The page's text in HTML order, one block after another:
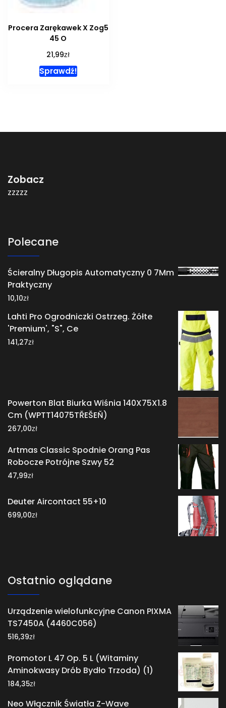
Procera Zarękawek X Zog5
45 O
21,99zł
Sprawdź!
Zobacz
zzzzz
Polecane
Ścieralny Długopis Automatyczny 0 7Mm
Praktyczny
10,10zł
Lahti Pro Ogrodniczki Ostrzeg. Żółte
'Premium', "S", Ce
141,27zł
Powerton Blat Biurka Wiśnia 140X75X1.8
Cm (WPTT14075TŘEŠEŇ)
267,00zł
Artmas Classic Spodnie Orang Pas
Robocze Potrójne Szwy 52
47,99zł
Deuter Aircontact 55+10
699,00zł
Ostatnio oglądane
Urządzenie wielofunkcyjne Canon PIXMA
TS7450A (4460C056)
516,39zł
Promotor L 47 Op. 5 L (Witaminy
Aminokwasy Drób Bydło Trzoda) (1)
184,35zł
Neo Włącznik Światła Z-Wave